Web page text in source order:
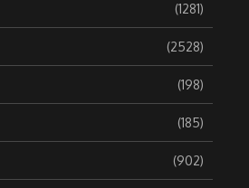
(1281)
(2528)
(198)
(185)
(902)